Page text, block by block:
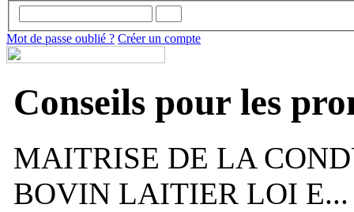
Mot de passe oublié ? Créer un compte
Conseils pour les
MAITRISE DE LA
BOVIN LAITIER LOI E...